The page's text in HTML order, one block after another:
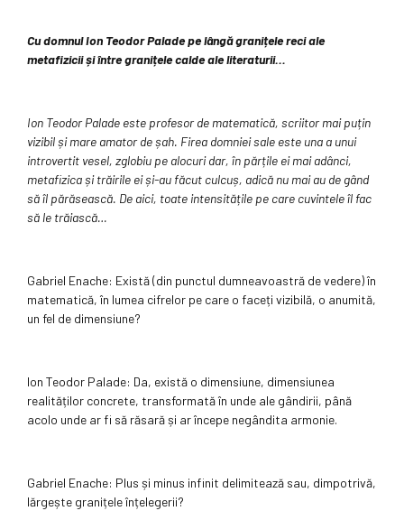
Cu domnul Ion Teodor Palade pe lângă granițele reci ale
metafizicii și între granițele calde ale literaturii…
Ion Teodor Palade este profesor de matematică, scriitor mai puțin
vizibil și mare amator de șah. Firea domniei sale este una a unui
introvertit vesel, zglobiu pe alocuri dar, în părțile ei mai adânci,
metafizica și trăirile ei și-au făcut culcuș, adică nu mai au de gând
să îl părăsească. De aici, toate intensitățile pe care cuvintele îl fac
să le trăiască…
Gabriel Enache: Există (din punctul dumneavoastră de vedere) în
matematică, în lumea cifrelor pe care o faceți vizibilă, o anumită,
un fel de dimensiune?
Ion Teodor Palade: Da, există o dimensiune, dimensiunea
realităților concrete, transformată în unde ale gândirii, până
acolo unde ar fi să răsară și ar începe negândita armonie.
Gabriel Enache: Plus și minus infinit delimitează sau, dimpotrivă,
lărgește granițele înțelegerii?